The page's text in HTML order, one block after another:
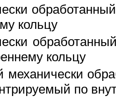
кольцу
кольцу
по